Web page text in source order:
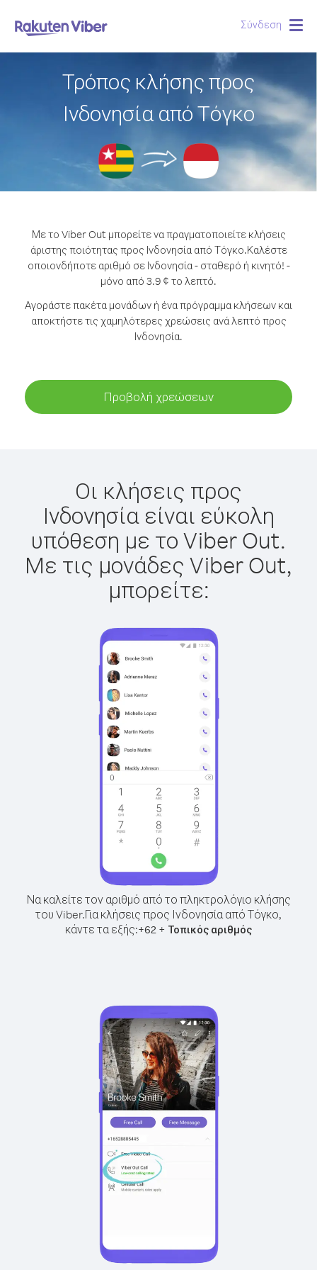
Σύνδεση
Τρόπος κλήσης προς
Ινδονησία από Τόγκο
Με το Viber Out μπορείτε να πραγματοποιείτε κλήσεις
άριστης ποιότητας προς Ινδονησία από Τόγκο.Καλέστε
οποιονδήποτε αριθμό σε Ινδονησία - σταθερό ή κινητό! -
μόνο από 3.9 ¢ το λεπτό.
Αγοράστε πακέτα μονάδων ή ένα πρόγραμμα κλήσεων και
αποκτήστε τις χαμηλότερες χρεώσεις ανά λεπτό προς
Ινδονησία.
Προβολή χρεώσεων
Οι κλήσεις προς
Ινδονησία είναι εύκολη
υπόθεση με το Viber Out.
Με τις μονάδες Viber Out,
μπορείτε:
Να καλείτε τον αριθμό από το πληκτρολόγιο κλήσης
του Viber.Για κλήσεις προς Ινδονησία από Τόγκο,
κάντε τα εξής:+62 + Τοπικός αριθμός